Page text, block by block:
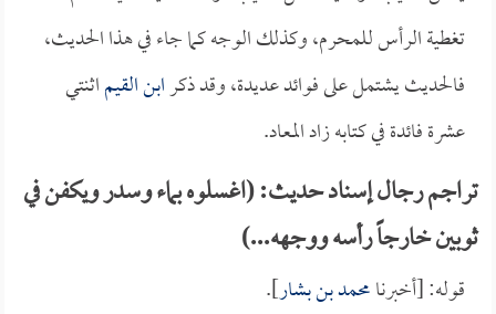
تغطية الرأس للمحرم، وكذلك الوجه كما جاء في هذا الحديث،
فالحديث يشتمل على فوائد عديدة، وقد ذكرابن القيماثنتي
عشرة فائدة في كتابه زاد المعاد.
تراجم رجال إسناد حديث: (اغسلوه بماء وسدر ويكفن في
ثوبين خارجاً رأسه ووجهه...)
قوله: [أخبرنامحمد بن بشار].